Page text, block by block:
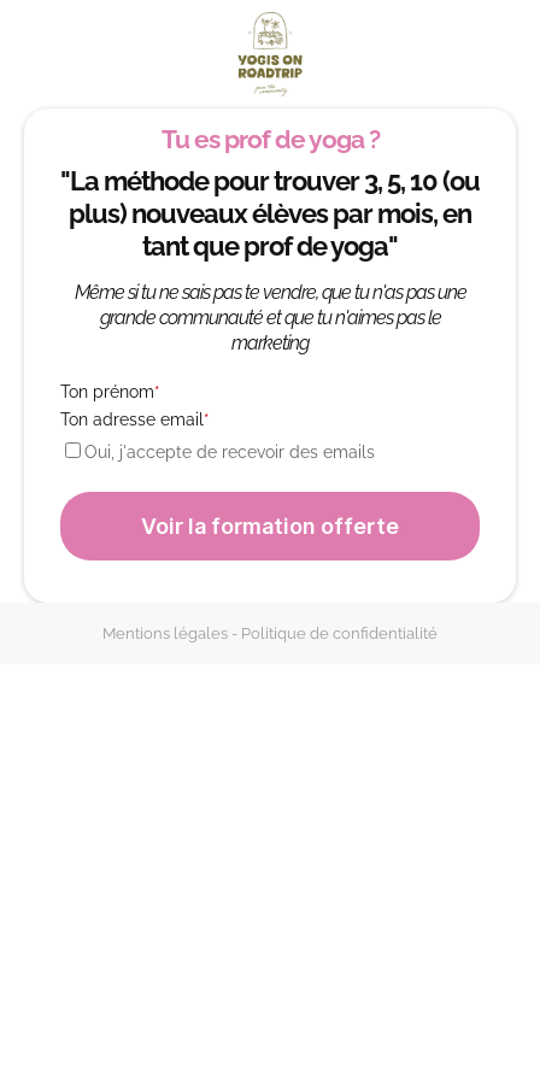
Tu es prof de yoga ?
"La méthode pour trouver 3, 5, 10 (ou
plus) nouveaux élèves par mois, en
tant que prof de yoga"
Même si tu ne sais pas te vendre, que tu n'as pas une
grande communauté et que tu n'aimes pas le
marketing
Ton prénom*
Ton adresse email *
Oui, j'accepte de recevoir des emails
Voir la formation offerte
Mentions légales - Politique de confidentialité